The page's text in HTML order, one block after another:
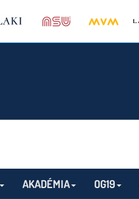
AKADÉMIA OG19